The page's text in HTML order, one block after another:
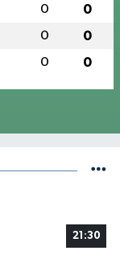
0 0
0 0
0 0
21:30